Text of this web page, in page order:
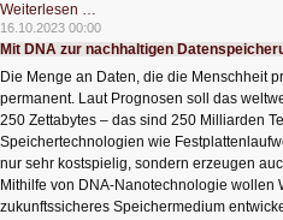
Weiterlesen …
statt
Flugzeug
16.10.2023 00:00
Mit DNA zur nachhaltigen
Die Menge an Daten, die die Menschheit
permanent. Laut Prognosen soll das
250 Zettabytes – das sind 250 Milliarden
Speichertechnologien wie
nur sehr kostspielig, sondern erzeugen
Mithilfe von DNA-Nanotechnologie wollen
zukunftssicheres Speichermedium